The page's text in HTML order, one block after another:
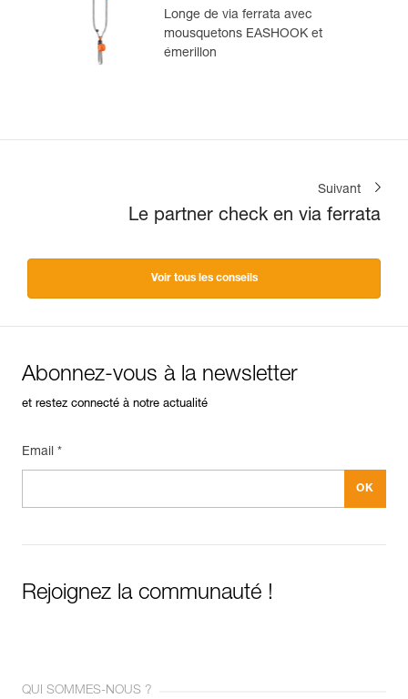
SW
Longe de via ferrata avec
mousquetons EASHOOK et
émerillon
Suivant
Le partner check en via ferrata
Voir tous les conseils
Abonnez-vous à la newsletter
et restez connecté à notre actualité
Email *
Rejoignez la communauté !
QUI SOMMES-NOUS ?